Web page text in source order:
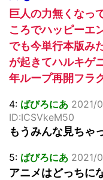
巨人の力無くなっ
ころでハッピーエ
でも今単行本版み
が起きてハルキゲ
年ループ再開フラ
4: ばびろにあ 2021/
ID:ICSVkeM50
もうみんな見ちゃ
5: ばびろにあ 2021/
アニメはどっちに